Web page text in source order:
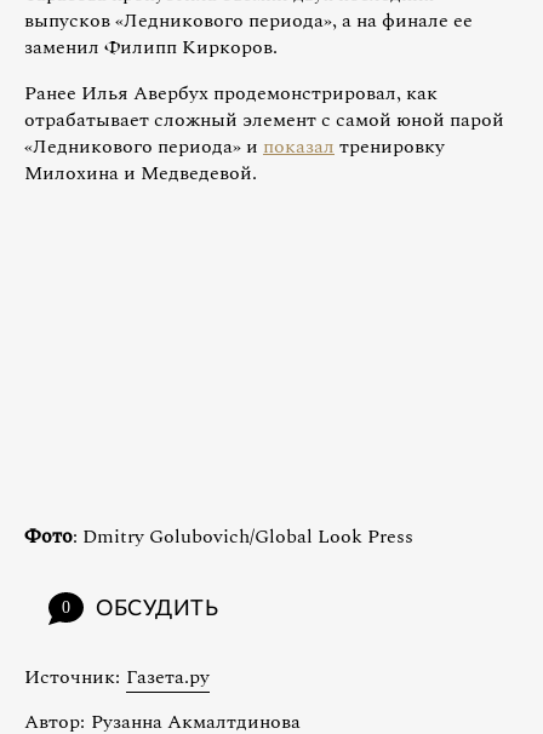
выпусков «Ледникового периода», а на финале ее
заменил Филипп Киркоров.
Ранее Илья Авербух продемонстрировал, как
отрабатывает сложный элемент с самой юной парой
«Ледникового периода» и показалтренировку
Милохина и Медведевой.
Фото: Dmitry Golubovich/Global Look Press
0 ОБСУДИТЬ
Источник: Газета.ру
Автор: Рузанна Акмалтдинова